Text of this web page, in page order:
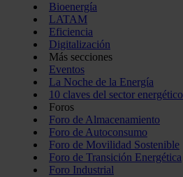
Bioenergía
LATAM
Eficiencia
Digitalización
Más secciones
Eventos
La Noche de la Energía
10 claves del sector energético
Foros
Foro de Almacenamiento
Foro de Autoconsumo
Foro de Movilidad Sostenible
Foro de Transición Energética
Foro Industrial